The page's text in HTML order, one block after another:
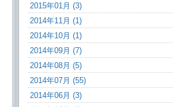
2015年01月 (3)
2014年11月 (1)
2014年10月 (1)
2014年09月 (7)
2014年08月 (5)
2014年07月 (55)
2014年06月 (3)